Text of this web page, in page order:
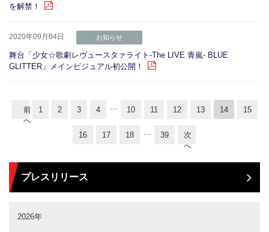
を解禁！
2020年09月04日 お知らせ
舞台「少女☆歌劇レヴュースタァライト-The LIVE 青嵐- BLUE
GLITTER」メインビジュアル初公開！
前
へ
1 2 3 4 … 10 11 12 13 14 15
16 17 18 … 39
次
へ
プレスリリース
2026年